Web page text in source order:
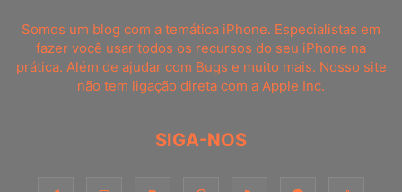
Somos um blog com a temática iPhone. Especialistas em
fazer você usar todos os recursos do seu iPhone na
prática. Além de ajudar com Bugs e muito mais. Nosso site
não tem ligação direta com a Apple Inc.
SIGA-NOS